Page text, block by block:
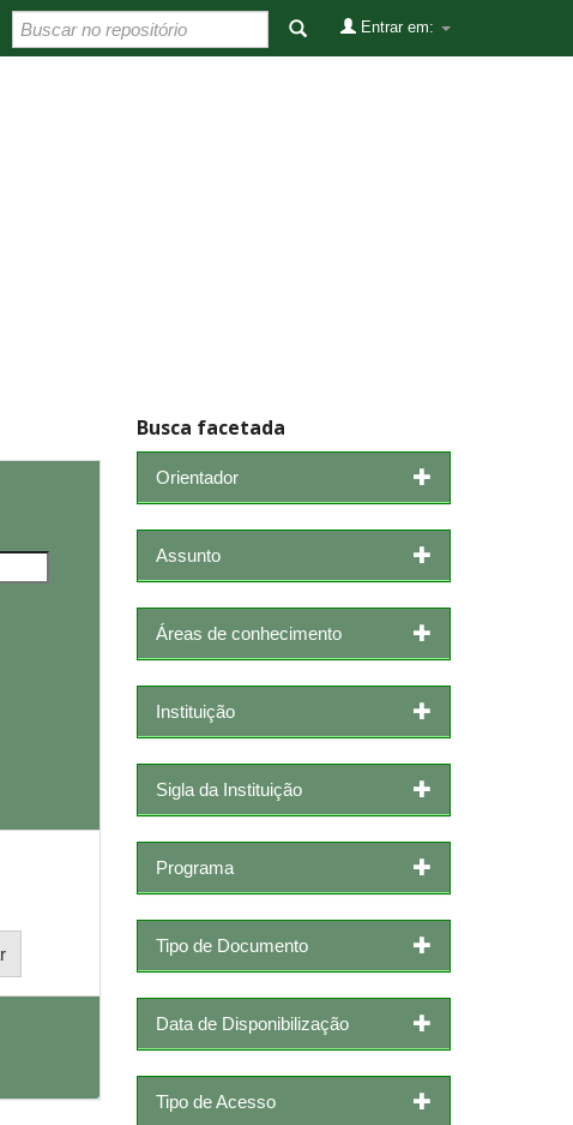
Entrar em:
Busca facetada
Orientador
Assunto
Áreas de conhecimento
Instituição
Sigla da Instituição
Programa
Tipo de Documento
Data de Disponibilização
Tipo de Acesso